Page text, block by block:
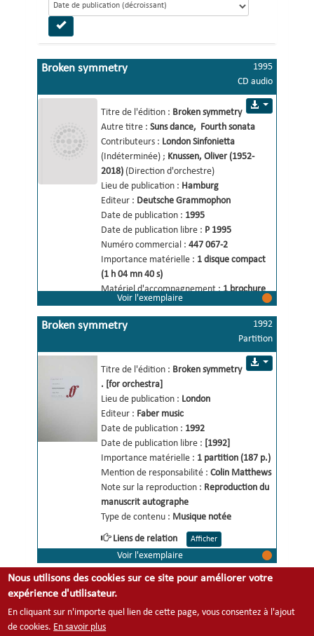
Broken symmetry
Fourth sonata
1995
CD audio
Titre de l'édition : Broken symmetry
Autre titre : Suns dance, Fourth sonata
Contributeurs : London Sinfonietta
(Indéterminée) ; Knussen, Oliver (1952-
2018) (Direction d'orchestre)
Lieu de publication : Hamburg
Editeur : Deutsche Grammophon
Date de publication : 1995
Date de publication libre : P 1995
Numéro commercial : 447 067-2
Importance matérielle : 1 disque compact
(1 h 04 mn 40 s)
Matériel d'accompagnement : 1 brochure
Mention de responsabilité : Colin
Matthews, comp. , London Sinfonietta ,
Oliver Knussen, dir.
Liens de relation Afficher
Autre titre uniforme musical: 2
Sujet: 1
Voir l'exemplaire
Broken symmetry
1992
Partition
Titre de l'édition :
Broken symmetry
. [for orchestra]
Lieu de publication : London
Editeur : Faber music
Date de publication : 1992
Date de publication libre : [1992]
Importance matérielle : 1 partition (187 p.)
Mention de responsabilité :
Colin Matthews
Note sur la reproduction : Reproduction du
manuscrit autographe
Type de contenu : Musique notée
Liens de relation Afficher
Sujet: 1
Voir l'exemplaire
Contact
Nous utilisons des cookies sur ce site pour améliorer votre
expérience d'utilisateur.
En cliquant sur n'importe quel lien de cette page, vous consentez à l'ajout
de cookies. En savoir plus